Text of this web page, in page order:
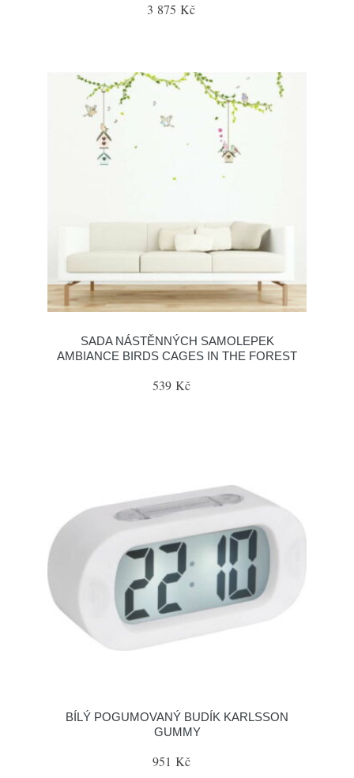
3 875 Kč
SADA NÁSTĚNNÝCH SAMOLEPEK
AMBIANCE BIRDS CAGES IN THE FOREST
539 Kč
BÍLÝ POGUMOVANÝ BUDÍK KARLSSON
GUMMY
951 Kč